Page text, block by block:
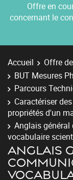
Offre en
concernant le
Accueil Offre
BUT Mesures
Parcours
Caractériser
propriétés d'un
Anglais
vocabulaire
ANGLAIS